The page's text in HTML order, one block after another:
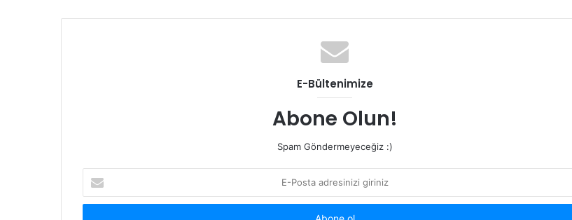
E-Bültenimize
Abone Olun!
Spam Göndermeyeceğiz :)
Posta
adresinizi